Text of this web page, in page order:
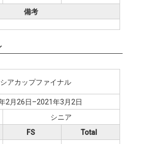
備考
アカップファイナル
2月26日–2021年3月2日
シニア
FS
Total